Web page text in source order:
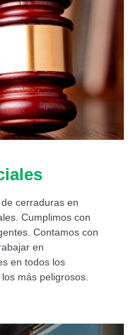
cerraduras en
Cumplimos con
Contamos con
en
en todos los
los más peligrosos.